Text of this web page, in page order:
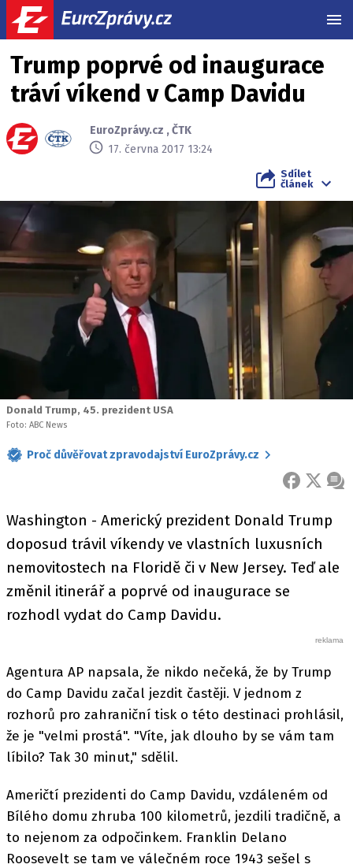
Trump poprvé od inaugurace
tráví víkend v Camp Davidu
EuroZprávy.cz ,ČTK
17. června 2017 13:24
Sdílet
článek
Donald Trump, 45. prezident USA
Foto: ABC News
Proč důvěřovat zpravodajství EuroZprávy.cz
FACEBOOK
X
Washington - Americký prezident Donald Trump
doposud trávil víkendy ve vlastních luxusních
nemovitostech na Floridě či v New Jersey. Teď ale
změnil itinerář a poprvé od inaugurace se
rozhodl vydat do Camp Davidu.
Agentura AP napsala, že nikdo nečeká, že by Trump
do Camp Davidu začal jezdit častěji. V jednom z
rozhorů pro zahraniční tisk o této destinaci prohlásil,
že je "velmi prostá". "Víte, jak dlouho by se vám tam
líbilo? Tak 30 minut," sdělil.
Američtí prezidenti do Camp Davidu, vzdáleném od
Bílého domu zhruba 100 kilometrů, jezdili tradičně, a
to nejenom za odpočinkem. Franklin Delano
Roosevelt se tam ve válečném roce 1943 sešel s